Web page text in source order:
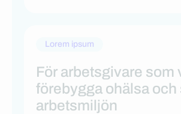
Lorem ipsum
För arbetsgivare som
förebygga ohälsa och
arbetsmiljön